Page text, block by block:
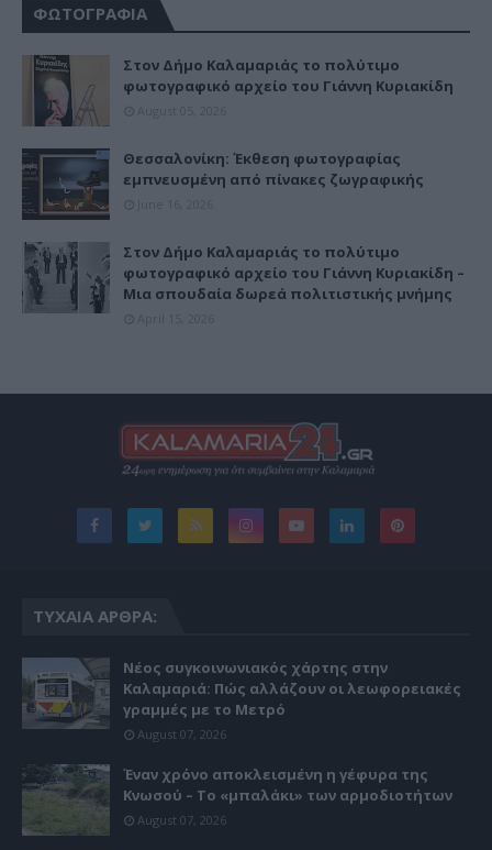
ΦΩΤΟΓΡΑΦΙΑ
Στον Δήμο Καλαμαριάς το πολύτιμο
φωτογραφικό αρχείο του Γιάννη Κυριακίδη
Θεσσαλονίκη: Έκθεση φωτογραφίας
εμπνευσμένη από πίνακες ζωγραφικής
Στον Δήμο Καλαμαριάς το πολύτιμο
φωτογραφικό αρχείο του Γιάννη Κυριακίδη –
Μια σπουδαία δωρεά πολιτιστικής μνήμης
ΤΥΧΑΊΑ ΆΡΘΡΑ:
Νέος συγκοινωνιακός χάρτης στην
Καλαμαριά: Πώς αλλάζουν οι λεωφορειακές
γραμμές με το Μετρό
August 07, 2026
Έναν χρόνο αποκλεισμένη η γέφυρα της
Κνωσού – Το «μπαλάκι» των αρμοδιοτήτων
August 07, 2026